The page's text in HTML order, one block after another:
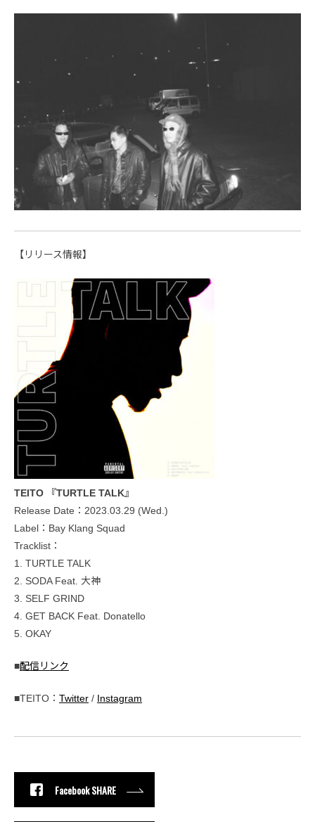
【リリース情報】
TEITO 『TURTLE TALK』
Release Date：2023.03.29 (Wed.)
Label：Bay Klang Squad
Tracklist：
1. TURTLE TALK
2. SODA Feat. 大神
3. SELF GRIND
4. GET BACK Feat. Donatello
5. OKAY
■配信リンク
■TEITO： Twitter / Instagram
Facebook SHARE